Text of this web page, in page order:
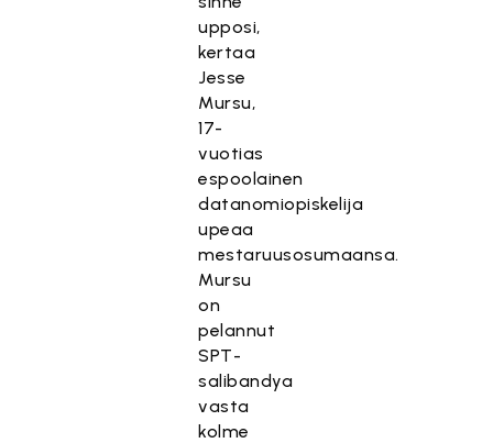
upposi,
kertaa
Jesse
Mursu,
17-
vuotias
espoolainen
datanomiopiskelija
upeaa
mestaruusosumaansa.
Mursu
on
pelannut
SPT-
salibandya
vasta
kolme